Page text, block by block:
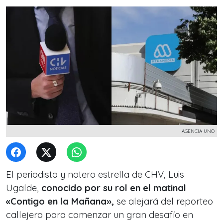
AGENCIA UNO
El periodista y notero estrella de CHV, Luis
Ugalde, conocido por su rol en el matinal
«Contigo en la Mañana», se alejará del reporteo
callejero para comenzar un gran desafío en